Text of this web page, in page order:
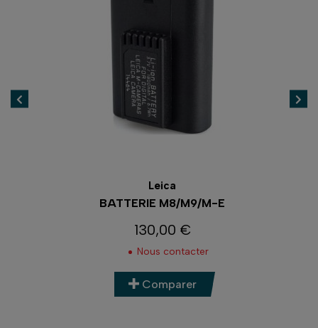
Leica
BATTERIE M8/M9/M-E
Prix
130,00 €
Nous contacter
Comparer